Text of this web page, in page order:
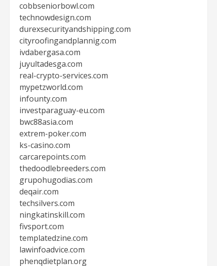
cobbseniorbowl.com
technowdesign.com
durexsecurityandshipping.com
cityroofingandplannig.com
ivdabergasa.com
juyultadesga.com
real-crypto-services.com
mypetzworld.com
infounty.com
investparaguay-eu.com
bwc88asia.com
extrem-poker.com
ks-casino.com
carcarepoints.com
thedoodlebreeders.com
grupohugodias.com
deqair.com
techsilvers.com
ningkatinskill.com
fivsport.com
templatedzine.com
lawinfoadvice.com
phenqdietplan.org